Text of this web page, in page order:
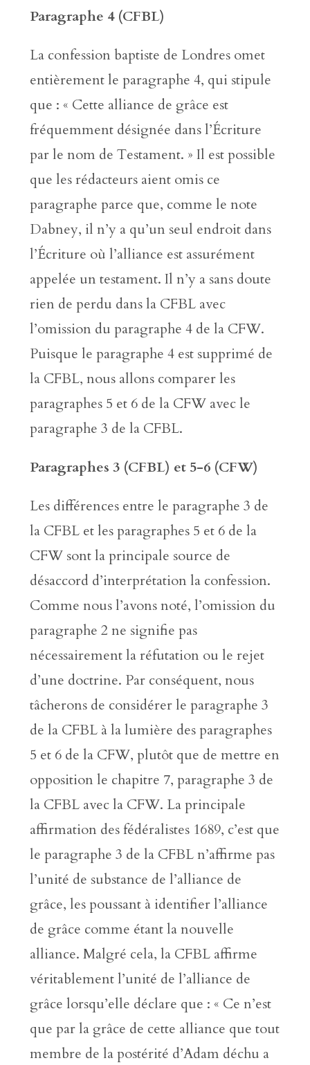
Paragraphe 4 (CFBL)
La confession baptiste de Londres omet
entièrement le paragraphe 4, qui stipule
que : « Cette alliance de grâce est
fréquemment désignée dans l’Écriture
par le nom de Testament. » Il est possible
que les rédacteurs aient omis ce
paragraphe parce que, comme le note
Dabney, il n’y a qu’un seul endroit dans
l’Écriture où l’alliance est assurément
appelée un testament. Il n’y a sans doute
rien de perdu dans la CFBL avec
l’omission du paragraphe 4 de la CFW.
Puisque le paragraphe 4 est supprimé de
la CFBL, nous allons comparer les
paragraphes 5 et 6 de la CFW avec le
paragraphe 3 de la CFBL.
Paragraphes 3 (CFBL) et 5-6 (CFW)
Les différences entre le paragraphe 3 de
la CFBL et les paragraphes 5 et 6 de la
CFW sont la principale source de
désaccord d’interprétation la confession.
Comme nous l’avons noté, l’omission du
paragraphe 2 ne signifie pas
nécessairement la réfutation ou le rejet
d’une doctrine. Par conséquent, nous
tâcherons de considérer le paragraphe 3
de la CFBL à la lumière des paragraphes
5 et 6 de la CFW, plutôt que de mettre en
opposition le chapitre 7, paragraphe 3 de
la CFBL avec la CFW. La principale
affirmation des fédéralistes 1689, c’est que
le paragraphe 3 de la CFBL n’affirme pas
l’unité de substance de l’alliance de
grâce, les poussant à identifier l’alliance
de grâce comme étant la nouvelle
alliance. Malgré cela, la CFBL affirme
véritablement l’unité de l’alliance de
grâce lorsqu’elle déclare que : « Ce n’est
que par la grâce de cette alliance que tout
membre de la postérité d’Adam déchu a